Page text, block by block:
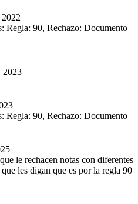
Regla: 90, Rechazo: Documento
2023
Regla: 90, Rechazo: Documento
le rechacen notas con diferentes
les digan que es por la regla 90